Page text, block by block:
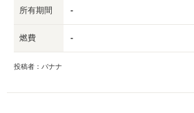
所有期間 -
燃費 -
投稿者：バナナ